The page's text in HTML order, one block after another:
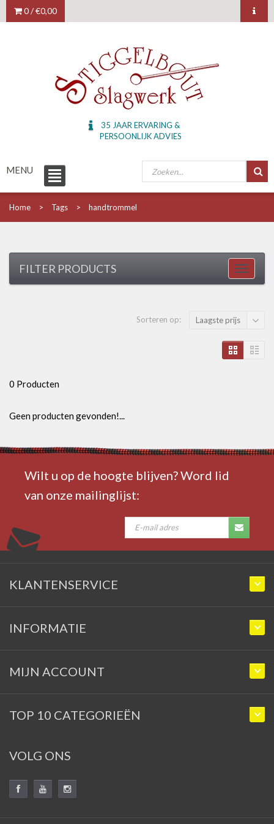
0 /€0,00
35 JAAR ERVARING &
PERSOONLIJK ADVIES
MENU
Home Tags handtrommel
FILTER PRODUCTS
Sorteren op: Laagste prijs
0 Producten
Geen producten gevonden!...
Wilt u op de hoogte blijven? Word lid
van onze mailinglijst:
KLANTENSERVICE
INFORMATIE
MIJN ACCOUNT
TOP 10 CATEGORIEËN
VOLG ONS